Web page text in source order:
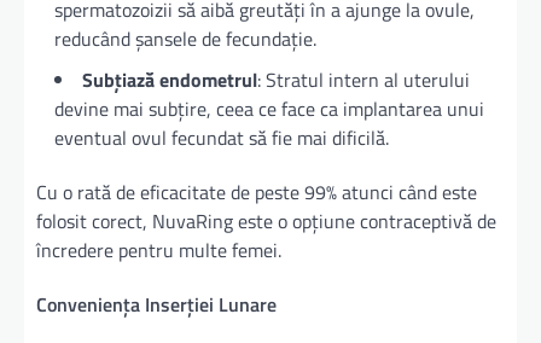
spermatozoizii să aibă greutăți în a ajunge la ovule,
reducând șansele de fecundație.
Subțiază endometrul: Stratul intern al uterului
devine mai subțire, ceea ce face ca implantarea unui
eventual ovul fecundat să fie mai dificilă.
Cu o rată de eficacitate de peste 99% atunci când este
folosit corect, NuvaRing este o opțiune contraceptivă de
încredere pentru multe femei.
Conveniența Inserției Lunare